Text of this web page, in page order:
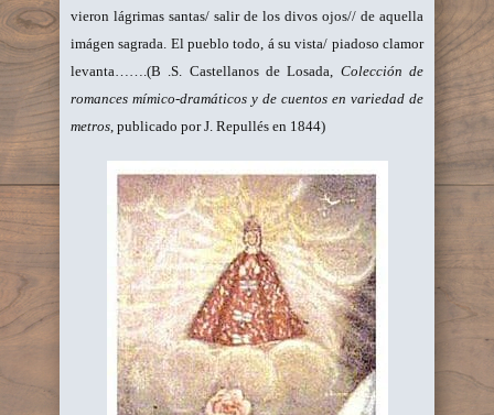
vieron lágrimas santas/ salir de los divos ojos// de aquella
imágen sagrada. El pueblo todo, á su vista/ piadoso clamor
levanta…….(B .S. Castellanos de Losada, Colección de
romances mímico-dramáticos y de cuentos en variedad de
metros, publicado por J. Repullés en 1844)